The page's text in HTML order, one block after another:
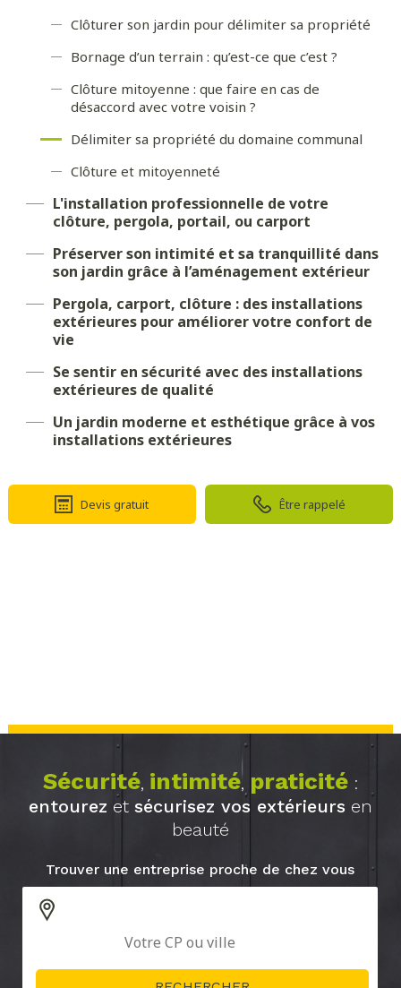
Clôturer son jardin pour délimiter sa propriété
Bornage d’un terrain : qu’est-ce que c’est ?
Clôture mitoyenne : que faire en cas de
désaccord avec votre voisin ?
Délimiter sa propriété du domaine communal
Clôture et mitoyenneté
L'installation professionnelle de votre
clôture, pergola, portail, ou carport
Préserver son intimité et sa tranquillité dans
son jardin grâce à l’aménagement extérieur
Pergola, carport, clôture : des installations
extérieures pour améliorer votre confort de
vie
Se sentir en sécurité avec des installations
extérieures de qualité
Un jardin moderne et esthétique grâce à vos
installations extérieures
Devis gratuit Être rappelé
Sécurité, intimité, praticité:
entourez et sécurisez vos extérieurs en
beauté
Trouver une entreprise proche de chez vous